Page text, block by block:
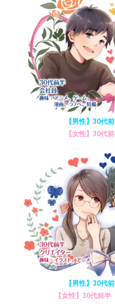
【男性】30代
【女性】30代
【男性】30代
【女性】30代前半